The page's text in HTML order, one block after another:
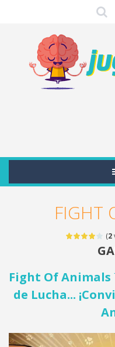
FIGHT
(2
Fight Of
de Lucha...